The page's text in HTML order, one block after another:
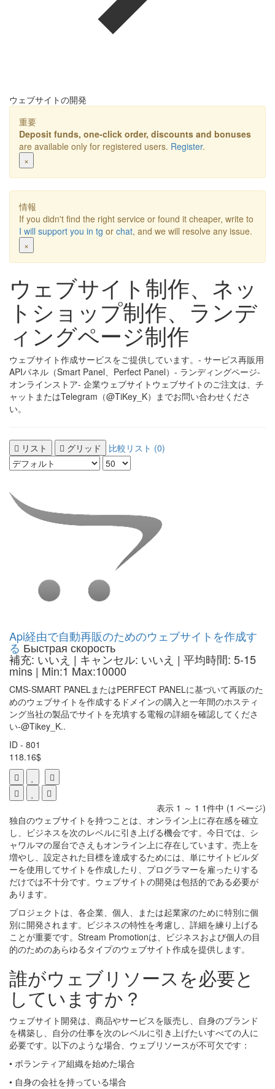
ウェブサイトの開発
重要
Deposit funds, one-click order, discounts and bonuses
are available only for registered users. Register.
×
情報
If you didn't find the right service or found it cheaper, write to
I will support you in tg or chat, and we will resolve any issue.
×
ウェブサイト制作、ネッ
トショップ制作、ランデ
ィングページ制作
ウェブサイト作成サービスをご提供しています。- サービス再販用
APIパネル（Smart Panel、Perfect Panel）- ランディングページ-
オンラインストア- 企業ウェブサイトウェブサイトのご注文は、チ
ャットまたはTelegram（@TiKey_K）までお問い合わせくださ
い。
リスト グリッド 比較リスト (0)
Api経由で自動再販のためのウェブサイトを作成す
る Быстрая скорость
補充: いいえ | キャンセル: いいえ | 平均時間: 5-15
mins | Min:1 Max:10000
CMS-SMART PANELまたはPERFECT PANELに基づいて再販のた
めのウェブサイトを作成するドメインの購入と一年間のホスティ
ング当社の製品でサイトを充填する電報の詳細を確認してくださ
い-@Tikey_K..
ID - 801
118.16$
表示 1 ～ 1 1件中 (1 ページ)
独自のウェブサイトを持つことは、オンライン上に存在感を確立
し、ビジネスを次のレベルに引き上げる機会です。今日では、シ
ャワルマの屋台でさえもオンライン上に存在しています。売上を
増やし、設定された目標を達成するためには、単にサイトビルダ
ーを使用してサイトを作成したり、プログラマーを雇ったりする
だけでは不十分です。ウェブサイトの開発は包括的である必要が
あります。
プロジェクトは、各企業、個人、または起業家のために特別に個
別に開発されます。ビジネスの特性を考慮し、詳細を練り上げる
ことが重要です。Stream Promotionは、ビジネスおよび個人の目
的のためのあらゆるタイプのウェブサイト作成を提供します。
誰がウェブリソースを必要と
していますか？
ウェブサイト開発は、商品やサービスを販売し、自身のブランド
を構築し、自分の仕事を次のレベルに引き上げたいすべての人に
必要です。以下のような場合、ウェブリソースが不可欠です：
• ボランティア組織を始めた場合
• 自身の会社を持っている場合